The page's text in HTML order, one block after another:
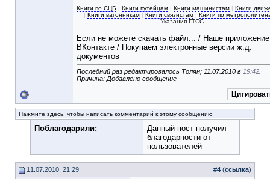
Книги по СЦБ | Книги путейцам | Книги машинистам | Книги
| Книги вагонникам | Книги связистам | Книги по
Указания ГТСС
Если не можете скачать файл... / Наше приложение
ВКонтакте / Покупаем электронные версии ж.д.
документов
Последний раз редактировалось Толян; 11.07.2010 в 19:42
Причина: Добавлено сообщение
Нажмите здесь, чтобы написать комментарий к этому сообщению
Поблагодарили:
Данный пост получил
благодарности от
пользователей
11.07.2010, 21:29 #4 (ссылка)